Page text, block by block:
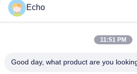
0.011mm 2UEW155 Email Met een
voor Motor het Winden
Ruiyuan Super Dunne Winding Coils
Echo
11:51 PM
Good day, what product are you